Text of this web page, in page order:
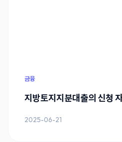
금융
지방토지지분대출의 신청
2025-06-21